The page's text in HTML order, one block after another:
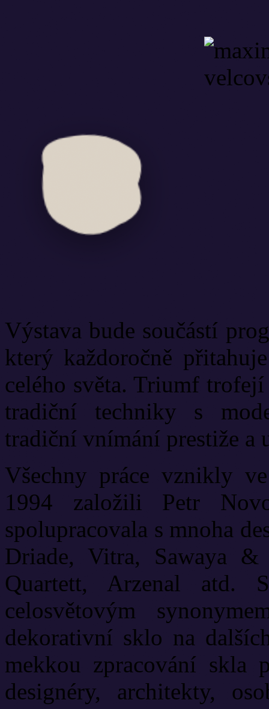
Výstava bude součástí
který každoročně
celého světa. Triumf
tradiční techniky s
tradiční vnímání prestiže a
Všechny práce vznikly
1994 založili Petr
spolupracovala s mnoha
Driade, Vitra, Sawaya &
Quartett, Arzenal atd.
celosvětovým
dekorativní sklo na
mekkou zpracování skla
designéry, architekty,